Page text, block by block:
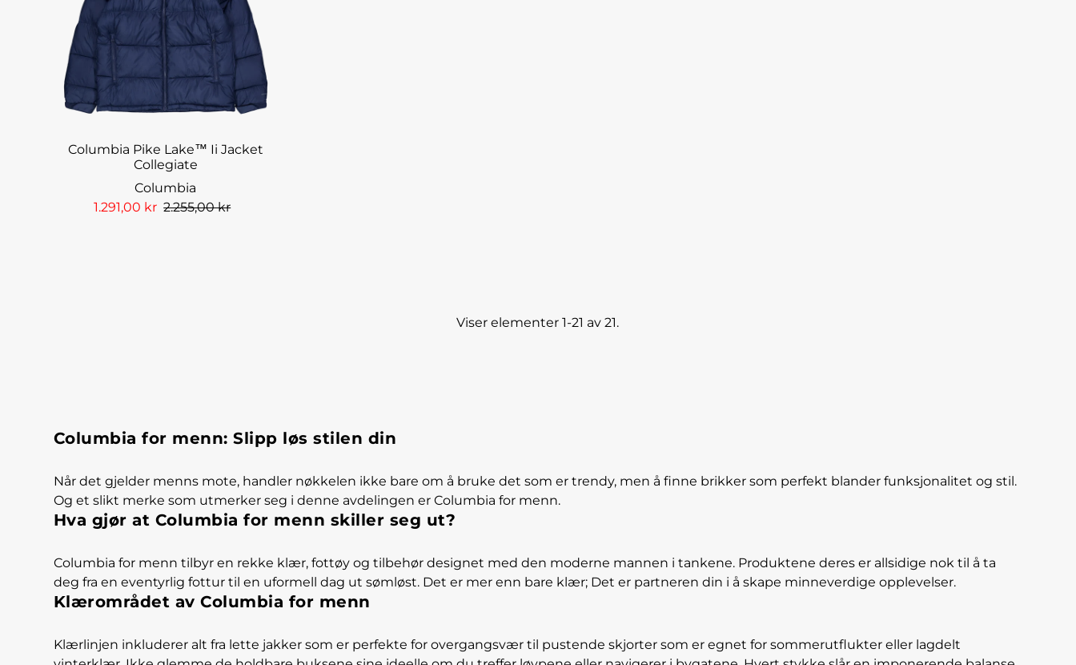
Columbia Pike Lake™ Ii Jacket
Collegiate
Columbia
1.291,00 kr 2.255,00 kr
Viser elementer 1-21 av 21.
Columbia for menn: Slipp løs stilen din
Når det gjelder menns mote, handler nøkkelen ikke bare om å bruke det som er trendy, men å finne brikker som perfekt blander funksjonalitet og stil.
Og et slikt merke som utmerker seg i denne avdelingen er Columbia for menn.
Hva gjør at Columbia for menn skiller seg ut?
Columbia for menn tilbyr en rekke klær, fottøy og tilbehør designet med den moderne mannen i tankene. Produktene deres er allsidige nok til å ta
deg fra en eventyrlig fottur til en uformell dag ut sømløst. Det er mer enn bare klær; Det er partneren din i å skape minneverdige opplevelser.
Klærområdet av Columbia for menn
Klærlinjen inkluderer alt fra lette jakker som er perfekte for overgangsvær til pustende skjorter som er egnet for sommerutflukter eller lagdelt